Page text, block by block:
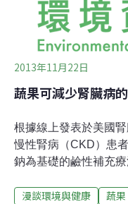
品衛生管理法，可處
萬元以下；或4萬元以
2013年11月22日
蔬果可減少腎臟病
根據線上發表於美國
慢性腎病（CKD）患
鈉為基礎的鹼性補充
患者的代謝性酸中毒
漫談環境與健康 蔬果